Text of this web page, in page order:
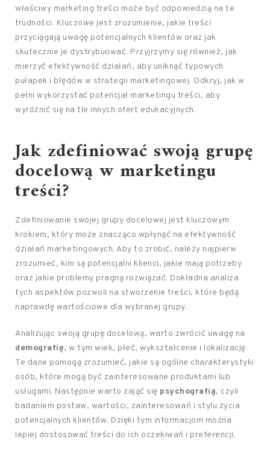
właściwy marketing treści może być odpowiedzią na te
trudności. Kluczowe jest zrozumienie, jakie treści
przyciągają uwagę potencjalnych klientów oraz jak
skutecznie je dystrybuować. Przyjrzymy się również, jak
mierzyć efektywność działań, aby uniknąć typowych
pułapek i błędów w strategii marketingowej. Odkryj, jak w
pełni wykorzystać potencjał marketingu treści, aby
wyróżnić się na tle innych ofert edukacyjnych.
Jak zdefiniować swoją grupę
docelową w marketingu
treści?
Zdefiniowanie swojej grupy docelowej jest kluczowym
krokiem, który może znacząco wpłynąć na efektywność
działań marketingowych. Aby to zrobić, należy najpierw
zrozumieć, kim są potencjalni klienci, jakie mają potrzeby
oraz jakie problemy pragną rozwiązać. Dokładna analiza
tych aspektów pozwoli na stworzenie treści, które będą
naprawdę wartościowe dla wybranej grupy.
Analizując swoją grupę docelową, warto zwrócić uwagę na
demografię, w tym wiek, płeć, wykształcenie i lokalizację.
Te dane pomogą zrozumieć, jakie są ogólne charakterystyki
osób, które mogą być zainteresowane produktami lub
usługami. Następnie warto zająć się psychografią, czyli
badaniem postaw, wartości, zainteresowań i stylu życia
potencjalnych klientów. Dzięki tym informacjom można
lepiej dostosować treści do ich oczekiwań i preferencji.